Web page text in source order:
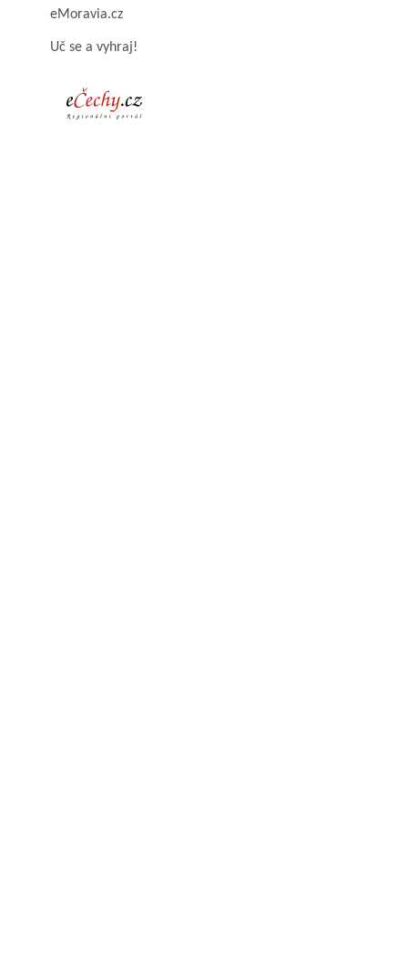
eMoravia.cz
Uč se a vyhraj!